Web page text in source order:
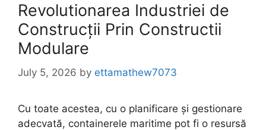
Revolutionarea Industriei de
Construcții Prin Constructii
Modulare
July 5, 2026 by ettamathew7073
Cu toate acestea, cu o planificare și gestionare
adecvată, containerele maritime pot fi o resursă